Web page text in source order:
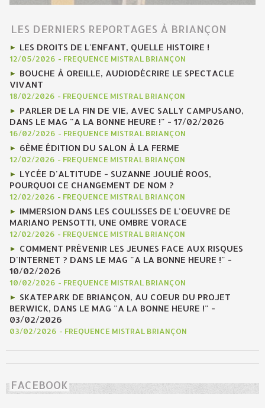
LES DERNIERS REPORTAGES À BRIANÇON
LES DROITS DE L'ENFANT, QUELLE HISTOIRE !
12/05/2026 - FREQUENCE MISTRAL BRIANÇON
BOUCHE À OREILLE, AUDIODÉCRIRE LE SPECTACLE
VIVANT
18/02/2026 - FREQUENCE MISTRAL BRIANÇON
PARLER DE LA FIN DE VIE, AVEC SALLY CAMPUSANO,
DANS LE MAG "A LA BONNE HEURE !" - 17/02/2026
16/02/2026 - FREQUENCE MISTRAL BRIANÇON
6ÈME ÉDITION DU SALON À LA FERME
12/02/2026 - FREQUENCE MISTRAL BRIANÇON
LYCÉE D'ALTITUDE - SUZANNE JOULIÉ ROOS,
POURQUOI CE CHANGEMENT DE NOM ?
12/02/2026 - FREQUENCE MISTRAL BRIANÇON
IMMERSION DANS LES COULISSES DE L'OEUVRE DE
MARIANO PENSOTTI, UNE OMBRE VORACE
12/02/2026 - FREQUENCE MISTRAL BRIANÇON
COMMENT PRÉVENIR LES JEUNES FACE AUX RISQUES
D'INTERNET ? DANS LE MAG "A LA BONNE HEURE !" -
10/02/2026
10/02/2026 - FREQUENCE MISTRAL BRIANÇON
SKATEPARK DE BRIANÇON, AU COEUR DU PROJET
BERWICK, DANS LE MAG "A LA BONNE HEURE !" -
03/02/2026
03/02/2026 - FREQUENCE MISTRAL BRIANÇON
FACEBOOK